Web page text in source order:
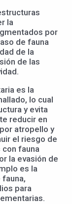
la
por
de fauna
de la
de las
es la
lo cual
y evita
reducir en
atropello y
el riesgo de
fauna
la evasión de
es la
para